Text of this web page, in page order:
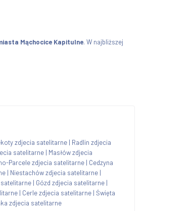
Mąchocice Kapitulne. W najbliższej
zdjecia satelitarne | Radlin zdjecia
satelitarne | Masłów zdjecia
Parcele zdjecia satelitarne | Cedzyna
| Niestachów zdjecia satelitarne |
| Gózd zdjecia satelitarne |
| Cerle zdjecia satelitarne | Święta
zdjecia satelitarne